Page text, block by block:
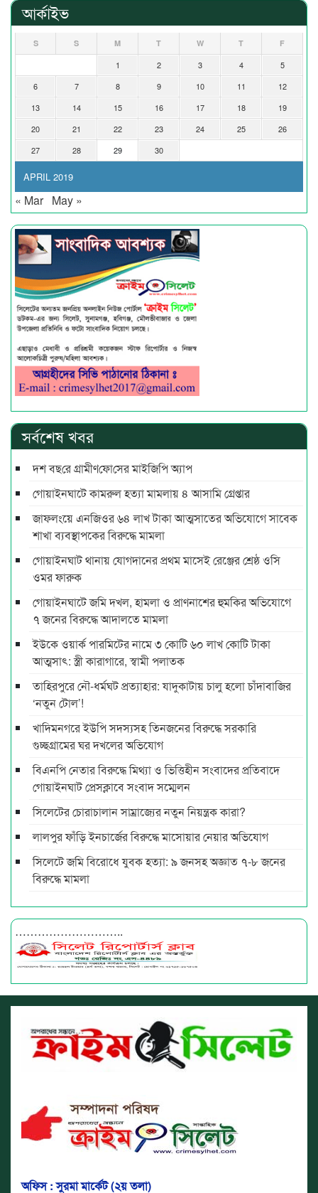
আর্কাইভ
APRIL 2019
S S M T W T F
1 2 3 4
5
6
7 8 9 10 11
12
13
14 15 16 17 18
19
20
21 22 23 24 25
26
27
28 29 30
« Mar May »
সর্বশেষ খবর
দশ বছ‌রে গ্রামীণ‌ফো‌সের মাইজিপি অ্যাপ
গোয়াইনঘাটে কামরুল হত্যা মামলায় ৪ আসামি গ্রেপ্তার
জাফলংয়ে এনজিওর ৬৪ লাখ টাকা আত্মসাতের অভিযোগে সাবেক
শাখা ব্যবস্থাপকের বিরুদ্ধে মামলা
গোয়াইনঘাট থানায় যোগদানের প্রথম মাসেই রেঞ্জের শ্রেষ্ঠ ওসি
ওমর ফারুক
গোয়াইনঘাটে জমি দখল, হামলা ও প্রাণনাশের হুমকির অভিযোগে
৭ জনের বিরুদ্ধে আদালতে মামলা
ইউকে ওয়ার্ক পারমিটের নামে ৩ কোটি ৬০ লাখ কোটি টাকা
আত্মসাৎ: স্ত্রী কারাগারে, স্বামী পলাতক
তাহিরপুরে নৌ-ধর্মঘট প্রত্যাহার: যাদুকাটায় চালু হলো চাঁদাবাজির
‘নতুন টোল’!
খাদিমনগরে ইউপি সদস্যসহ তিনজনের বিরুদ্ধে সরকারি
গুচ্ছগ্রামের ঘর দখলের অভিযোগ
বিএনপি নেতার বিরুদ্ধে মিথ্যা ও ভিত্তিহীন সংবাদের প্রতিবাদে
গোয়াইনঘাট প্রেসক্লাবে সংবাদ সম্মেলন
সিলেটের চোরাচালান সাম্রাজ্যের নতুন নিয়ন্ত্রক কারা?
লালপুর ফাঁড়ি ইনচার্জের বিরুদ্ধে মাসোয়ার নেয়ার অভিযোগ
সিলেটে জমি বিরোধে যুবক হত্যা: ৯ জনসহ অজ্ঞাত ৭-৮ জনের
বিরুদ্ধে মামলা
………………………..
অফিস : সুরমা মার্কেট (২য় তলা)